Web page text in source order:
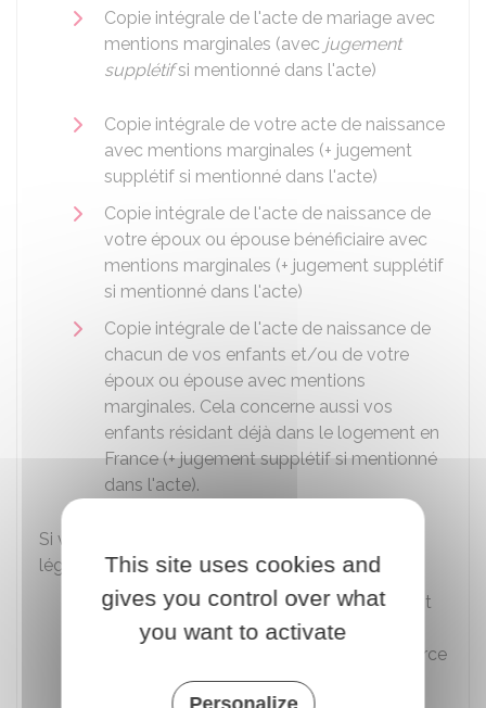
Copie intégrale de l'acte de mariage avec
mentions marginales (avec jugement
supplétifsi mentionné dans l'acte)
Copie intégrale de votre acte de naissance
avec mentions marginales (+ jugement
supplétif si mentionné dans l'acte)
Copie intégrale de l'acte de naissance de
votre époux ou épouse bénéficiaire avec
mentions marginales (+ jugement supplétif
si mentionné dans l'acte)
Copie intégrale de l'acte de naissance de
chacun de vos enfants et/ou de votre
époux ou épouse avec mentions
marginales. Cela concerne aussi vos
enfants résidant déjà dans le logement en
France (+ jugement supplétif si mentionné
dans l'acte).
Si vous êtes ressortissant d'un pays dont la
législation autorise la polygamie :
Jugement(s) de divorce vous concernant
et/ou de votre époux ou épouse
(jugement irrévocable ou définitif si divorce
à l'étranger)
This site uses cookies and
gives you control over what
you want to activate
Personalize